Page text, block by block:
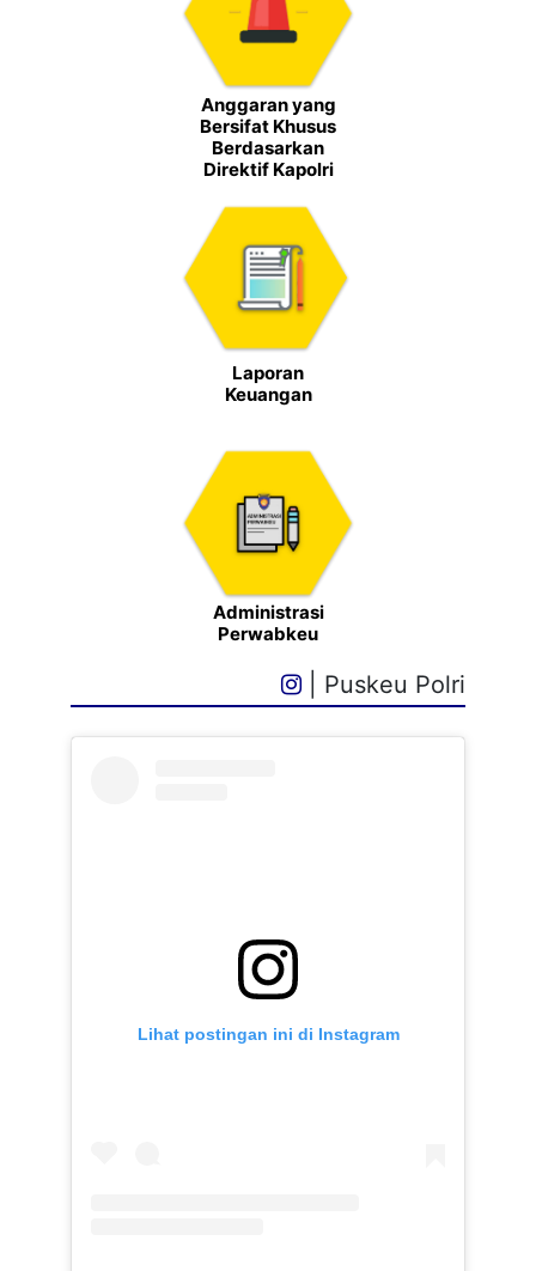
Anggaran yang
Bersifat Khusus
Berdasarkan
Direktif Kapolri
Laporan
Keuangan
Administrasi
Perwabkeu
| Puskeu Polri
Lihat postingan ini di Instagram